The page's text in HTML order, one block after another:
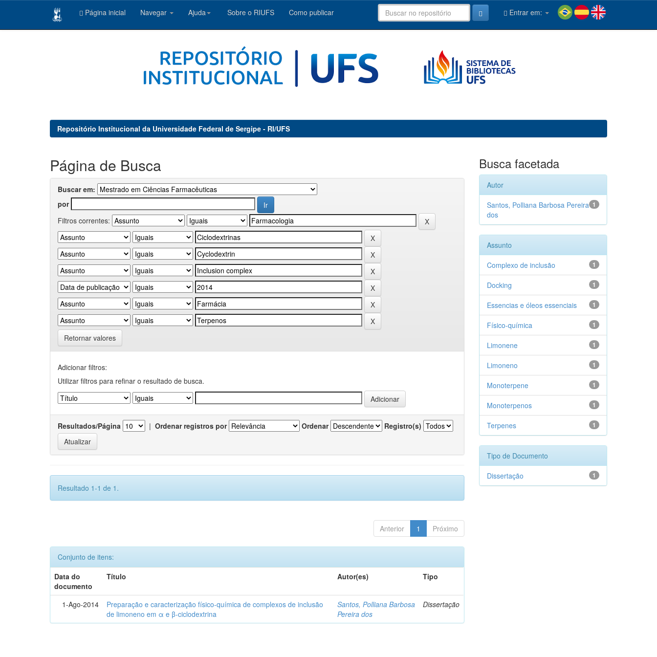
Página inicial Navegar Ajuda Sobre o RIUFS Como publicar Entrar em:
Repositório Institucional da Universidade Federal de Sergipe - RI/UFS
Página de Busca
Buscar em:
por
Filtros correntes:
Retornar valores
Adicionar filtros:
Utilizar filtros para refinar o resultado de busca.
Resultados/Página | Ordenar registros por Ordenar Registro(s)
Resultado 1-1 de 1.
Anterior 1 Próximo
Conjunto de itens:
Data do
documento
Título Autor(es) Tipo
1-Ago-2014
Preparação e caracterização físico-química de complexos de inclusão
de limoneno em α e β-ciclodextrina
Santos, Polliana Barbosa
Pereira dos
Dissertação
Busca facetada
Autor
1
Santos, Polliana Barbosa Pereira
dos
Assunto
1
Complexo de inclusão
1
Docking
1
Essencias e óleos essenciais
1
Físico-química
1
Limonene
1
Limoneno
1
Monoterpene
1
Monoterpenos
1
Terpenes
Tipo de Documento
1
Dissertação